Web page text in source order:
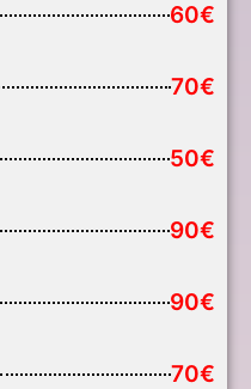
60€
70€
50€
90€
90€
70€